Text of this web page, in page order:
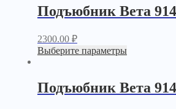
Подъюбник Вета
2300.00 ₽
Выберите параметры
Подъюбник Вета